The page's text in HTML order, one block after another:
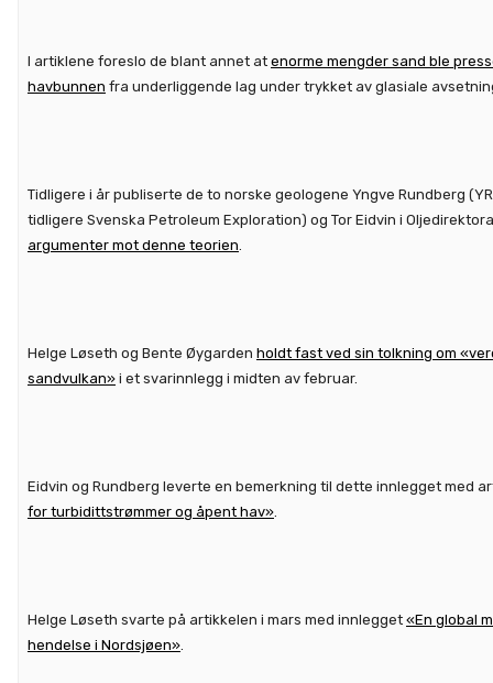
I artiklene foreslo de blant annet at enorme mengder sand ble
havbunnen fra underliggende lag under trykket av glasiale
Tidligere i år publiserte de to norske geologene Yngve Rundberg (YR
tidligere Svenska Petroleum Exploration) og Tor Eidvin i
argumenter mot denne teorien
Helge Løseth og Bente Øygarden holdt fast ved sin tolkning om
sandvulkan» i et svarinnlegg i midten av februar.
Eidvin og Rundberg leverte en bemerkning til dette innlegget med
for turbidittstrømmer og åpent hav»
Helge Løseth svarte på artikkelen i mars med innlegget «En global
hendelse i Nordsjøen»